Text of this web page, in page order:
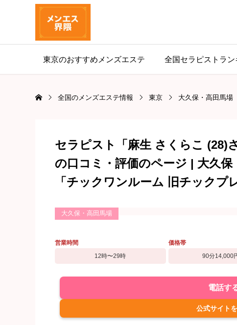
東京のおすすめメンズエステ 全国セラピストラン
全国のメンズエステ情報 東京 大久保・高田馬場
セラピスト「麻生 さくらこ (28)
の口コミ・評価のページ | 大久
「チックワンルーム 旧チックプ
大久保・高田馬場
営業時間
12時〜29時
価格帯
90分14,000
電話す
公式サイト